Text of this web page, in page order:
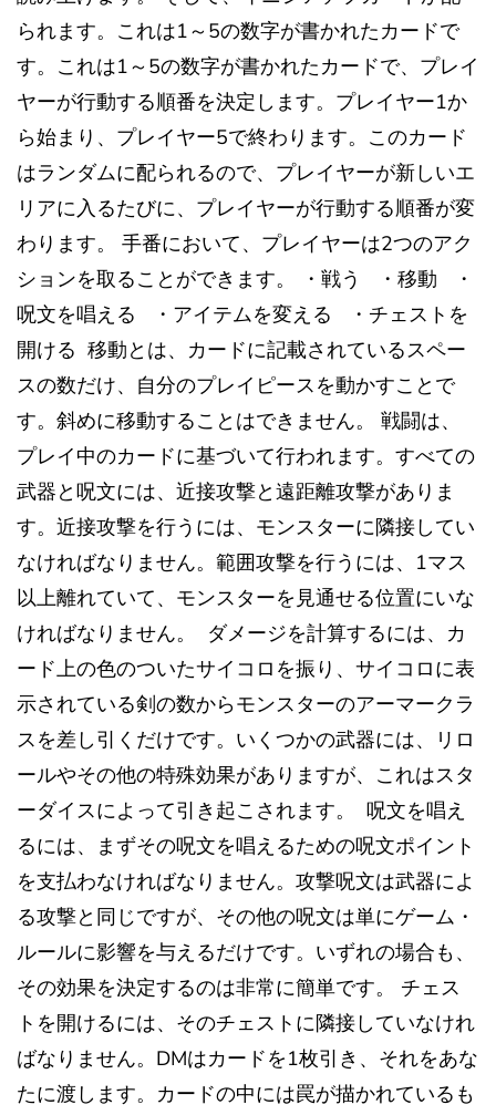
られます。これは1～5の数字が書かれたカードで
す。これは1～5の数字が書かれたカードで、プレイ
ヤーが行動する順番を決定します。プレイヤー1か
ら始まり、プレイヤー5で終わります。このカード
はランダムに配られるので、プレイヤーが新しいエ
リアに入るたびに、プレイヤーが行動する順番が変
わります。 手番において、プレイヤーは2つのアク
ションを取ることができます。 ・戦う ・移動 ・
呪文を唱える ・アイテムを変える ・チェストを
開ける 移動とは、カードに記載されているスペー
スの数だけ、自分のプレイピースを動かすことで
す。斜めに移動することはできません。 戦闘は、
プレイ中のカードに基づいて行われます。すべての
武器と呪文には、近接攻撃と遠距離攻撃がありま
す。近接攻撃を行うには、モンスターに隣接してい
なければなりません。範囲攻撃を行うには、1マス
以上離れていて、モンスターを見通せる位置にいな
ければなりません。 ダメージを計算するには、カ
ード上の色のついたサイコロを振り、サイコロに表
示されている剣の数からモンスターのアーマークラ
スを差し引くだけです。いくつかの武器には、リロ
ールやその他の特殊効果がありますが、これはスタ
ーダイスによって引き起こされます。 呪文を唱え
るには、まずその呪文を唱えるための呪文ポイント
を支払わなければなりません。攻撃呪文は武器によ
る攻撃と同じですが、その他の呪文は単にゲーム・
ルールに影響を与えるだけです。いずれの場合も、
その効果を決定するのは非常に簡単です。 チェス
トを開けるには、そのチェストに隣接していなけれ
ばなりません。DMはカードを1枚引き、それをあな
たに渡します。カードの中には罠が描かれているも